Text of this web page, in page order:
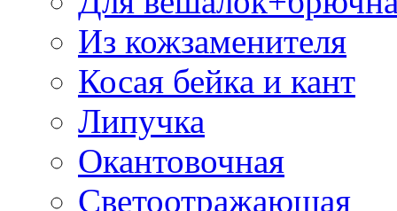
Из кожзаменителя
Косая бейка и кант
Липучка
Окантовочная
Светоотражающая